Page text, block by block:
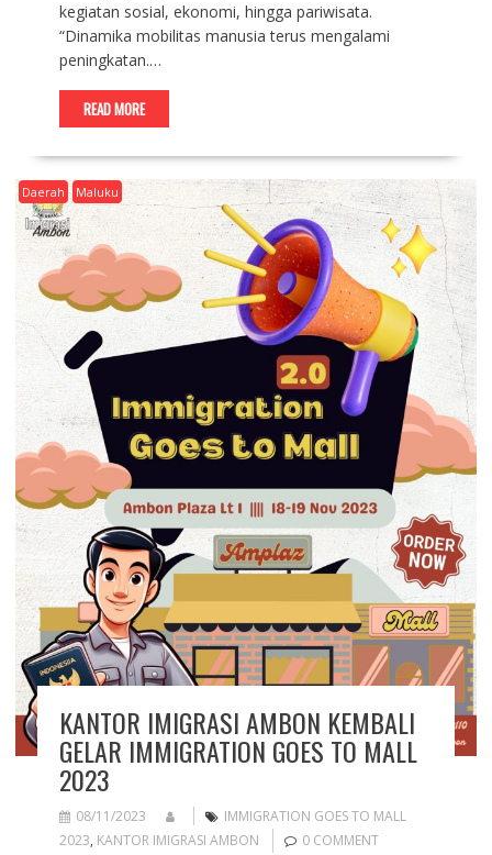
kegiatan sosial, ekonomi, hingga pariwisata.
“Dinamika mobilitas manusia terus mengalami
peningkatan.…
READ MORE
Daerah Maluku
KANTOR IMIGRASI AMBON KEMBALI
GELAR IMMIGRATION GOES TO MALL
2023
08/11/2023
IMMIGRATION GOES TO MALL
2023, KANTOR IMIGRASI AMBON 0 COMMENT